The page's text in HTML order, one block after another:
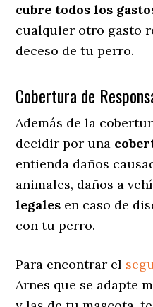
cubre todos los
cualquier otro gasto
deceso de tu perro.
Cobertura de
Además de la
decidir por una
entienda daños
animales, daños a
legales en caso de
con tu perro.
Para encontrar el
Arnes que se adapte